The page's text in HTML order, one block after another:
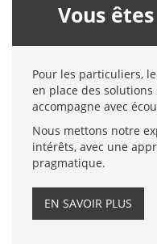
Vous
Pour les particuliers,
en place des
accompagne avec
Nous mettons notre
intérêts, avec une
pragmatique.
EN SAVOIR PLUS